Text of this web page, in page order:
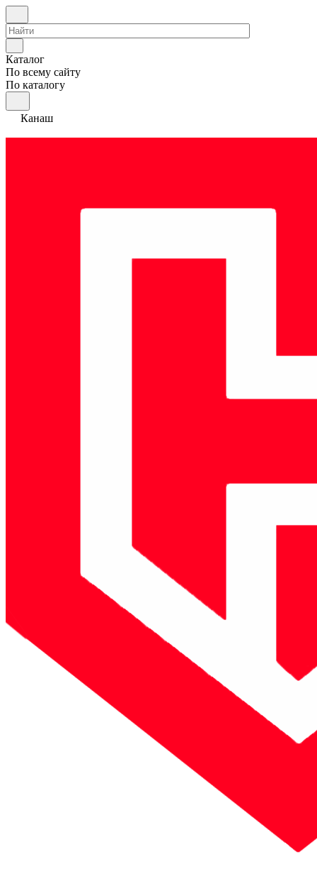
Каталог
По всему сайту
По каталогу
Канаш